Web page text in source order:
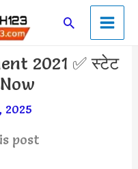
SearchMain
Menu
2021 ✅ स्टेट
Now
2025
post